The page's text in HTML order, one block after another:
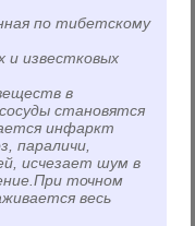
по тибетскому
известковых
в
становятся
инфаркт
параличи,
исчезает шум в
точном
весь